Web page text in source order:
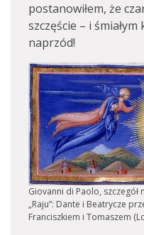
postanowiłem, że
szczęście – i
naprzód!
Giovanni di Paolo,
„Raju”: Dante i Beatrycze
Franciszkiem i Tomaszem